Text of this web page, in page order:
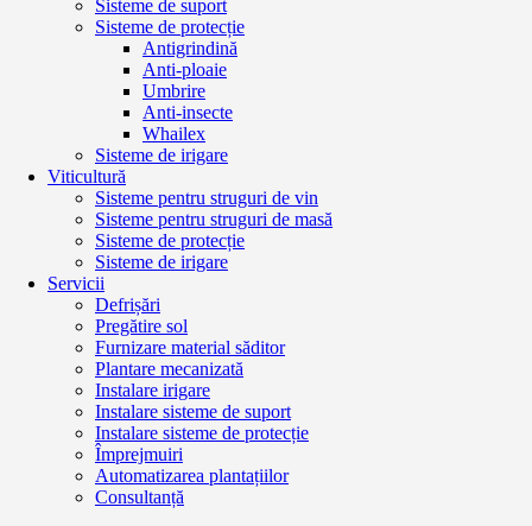
Sisteme de suport
Sisteme de protecție
Antigrindină
Anti-ploaie
Umbrire
Anti-insecte
Whailex
Sisteme de irigare
Viticultură
Sisteme pentru struguri de vin
Sisteme pentru struguri de masă
Sisteme de protecție
Sisteme de irigare
Servicii
Defrișări
Pregătire sol
Furnizare material săditor
Plantare mecanizată
Instalare irigare
Instalare sisteme de suport
Instalare sisteme de protecție
Împrejmuiri
Automatizarea plantațiilor
Consultanță